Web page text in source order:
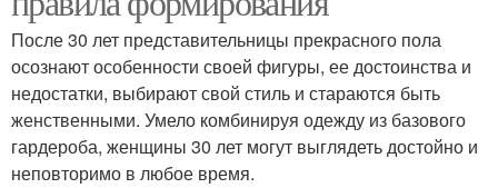
После 30 лет представительницы прекрасного пола
осознают особенности своей фигуры, ее достоинства и
недостатки, выбирают свой стиль и стараются быть
женственными. Умело комбинируя одежду из базового
гардероба, женщины 30 лет могут выглядеть достойно и
неповторимо в любое время.